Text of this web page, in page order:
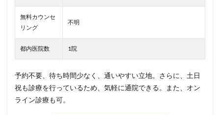
無料カウンセ
リング
不明
都内医院数 1院
予約不要、待ち時間少なく、通いやすい立地。さらに、土日
祝も診療を行っているため、気軽に通院できる。また、オン
ライン診療も可。